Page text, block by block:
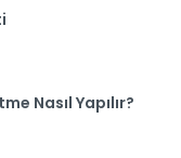
Nasıl Yapılır?